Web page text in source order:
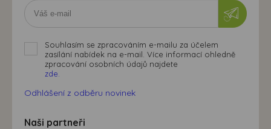
Souhlasím se zpracováním e-mailu za účelem
zasílání nabídek na e-mail. Více informací ohledně
zpracování osobních údajů najdete
zde.
Odhlášení z odběru novinek
Naši partneři